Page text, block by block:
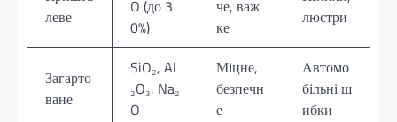
леве
O (до 3
0%)
че, важ
ке
люстри
Загарто
ване
SiO₂, Al
₂O₃, Na₂
O
Міцне,
безпечн
е
Автомо
більні ш
ибки